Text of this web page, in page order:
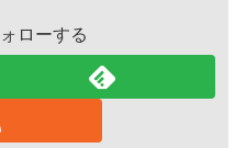
ローする